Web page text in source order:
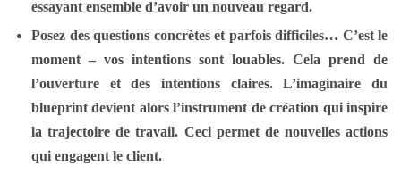
essayant ensemble d’avoir un nouveau regard.
Posez des questions concrètes et parfois difficiles… C’est le
moment – vos intentions sont louables. Cela prend de
l’ouverture et des intentions claires. L’imaginaire du
blueprint devient alors l’instrument de création qui inspire
la trajectoire de travail. Ceci permet de nouvelles actions
qui engagent le client.